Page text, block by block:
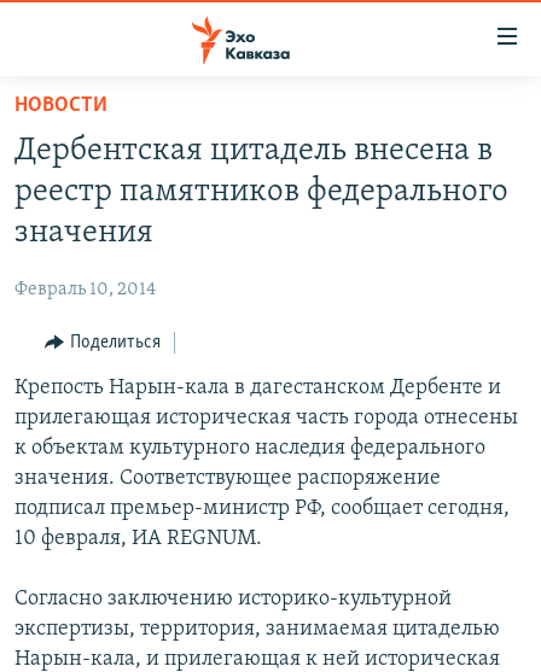
Вернуться
основному
содержанию
Вернутся
главной
навигации
Вернутся
поиску
НОВОСТИ
ТБИЛИСИ
СУХУМИ
ВЕСЬ КАВКАЗ
СЕВЕРНЫЙ КАВКАЗ
АРМЕНИЯ
АЗЕРБАЙДЖАН
ТЕМЫ
ПОЛИТИКА
ЭКОНОМИКА
ОБЩЕСТВО
КУЛЬТУРА
МИР
РУБРИКИ
НЕКРУГЛЫЙ СТОЛ
ГОСТЬ НЕДЕЛИ
ПОЗИЦИЯ
ГОЛОСА
ЧИТАЕМ ПРЕССУ
МУЛЬТИМЕДИА
ВИДЕО
ФОТО
АУДИО
ПОДКАСТЫ
ПРИСОЕДИНЯЙТЕСЬ!
Все сайты РСЕ/РС
НОВОСТИ
Дербентская цитадель внесена в
реестр памятников федерального
значения
Февраль 10, 2014
Поделиться
Крепость Нарын-кала в дагестанском Дербенте и
прилегающая историческая часть города отнесены
к объектам культурного наследия федерального
значения. Соответствующее распоряжение
подписал премьер-министр РФ, сообщает сегодня,
10 февраля, ИА REGNUM.
Согласно заключению историко-культурной
экспертизы, территория, занимаемая цитаделью
Нарын-кала, и прилегающая к ней историческая